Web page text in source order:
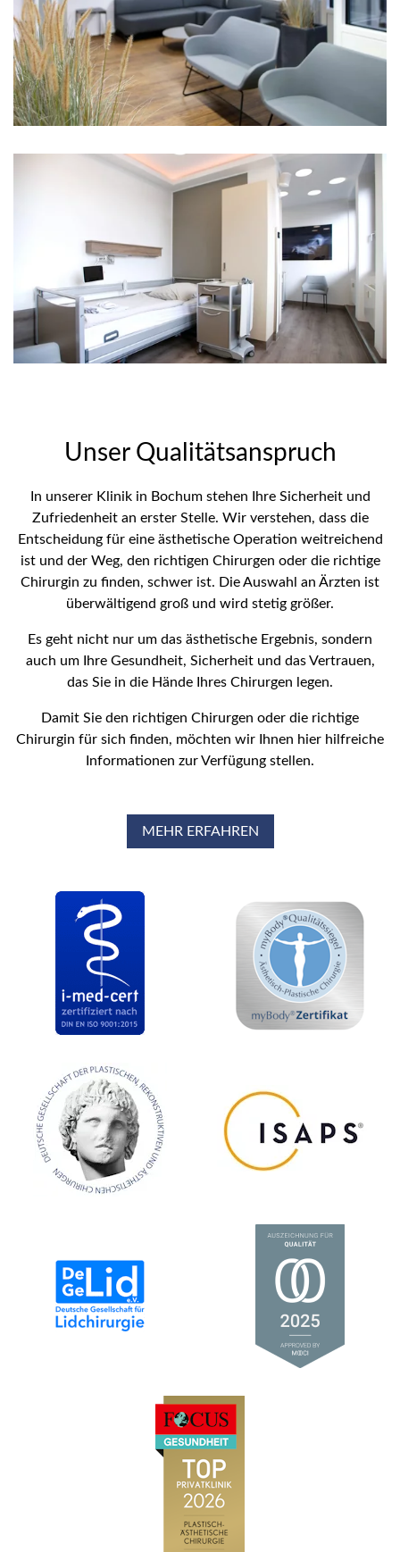
Unser Qualitätsanspruch
In unserer Klinik in Bochum stehen Ihre Sicherheit und
Zufriedenheit an erster Stelle. Wir verstehen, dass die
Entscheidung für eine ästhetische Operation weitreichend
ist und der Weg, den richtigen Chirurgen oder die richtige
Chirurgin zu finden, schwer ist. Die Auswahl an Ärzten ist
überwältigend groß und wird stetig größer.
Es geht nicht nur um das ästhetische Ergebnis, sondern
auch um Ihre Gesundheit, Sicherheit und das Vertrauen,
das Sie in die Hände Ihres Chirurgen legen.
Damit Sie den richtigen Chirurgen oder die richtige
Chirurgin für sich finden, möchten wir Ihnen hier hilfreiche
Informationen zur Verfügung stellen.
MEHR ERFAHREN